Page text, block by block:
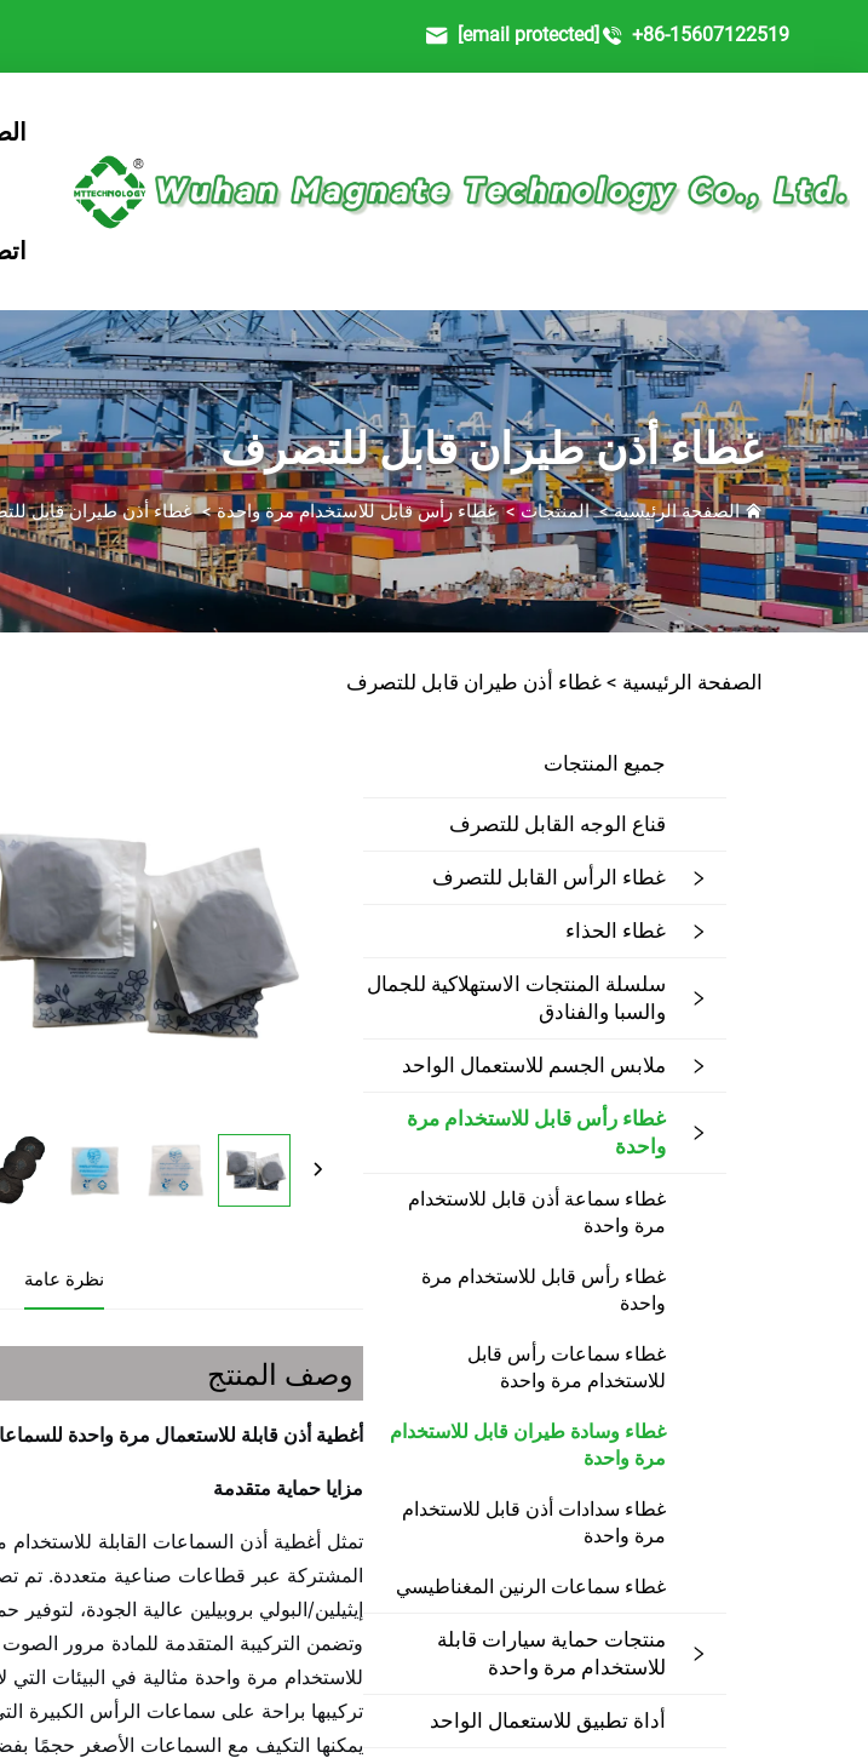
+86-15607122519
[email protected]
غطاء أذن طيران قابل للتصرف
الصفحة الرئيسية>المنتجات>غطاء رأس قابل للاستخدام مرة واحدة>غطاء أذن طيران قابل
الصفحة الرئيسية > غطاء أذن طيران قابل للتصرف
جميع المنتجات
قناع الوجه القابل للتصرف
غطاء الرأس القابل للتصرف
غطاء الحذاء
سلسلة المنتجات الاستهلاكية للجمال
والسبا والفنادق
ملابس الجسم للاستعمال الواحد
غطاء رأس قابل للاستخدام مرة
واحدة
غطاء سماعة أذن قابل للاستخدام
مرة واحدة
غطاء رأس قابل للاستخدام مرة
واحدة
غطاء سماعات رأس قابل
للاستخدام مرة واحدة
غطاء وسادة طيران قابل للاستخدام
مرة واحدة
غطاء سدادات أذن قابل للاستخدام
مرة واحدة
غطاء سماعات الرنين المغناطيسي
منتجات حماية سيارات قابلة
للاستخدام مرة واحدة
أداة تطبيق للاستعمال الواحد
نظرة عامة
وصف المنتج
أغطية أذن قابلة للاستعمال مرة واحدة
مزايا حماية متقدمة
تمثل أغطية أذن السماعات القابلة
المشتركة عبر قطاعات صناعية متعددة. تم
إيثيلين/البولي بروبيلين عالية الجودة،
وتضمن التركيبة المتقدمة للمادة مرور
للاستخدام مرة واحدة مثالية في البيئات
يمكنها التكيف مع السماعات الأصغر حجمًا